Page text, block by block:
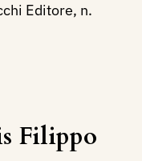
Editore, n.
Filippo